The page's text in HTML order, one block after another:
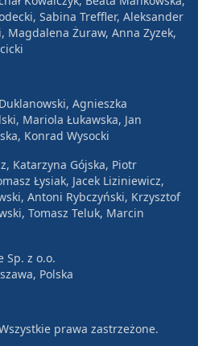
Sabina Treffler, Aleksander
Magdalena Żuraw, Anna Zyzek,
Agnieszka
Mariola Łukawska, Jan
Konrad Wysocki
Katarzyna Gójska, Piotr
Łysiak, Jacek Liziniewicz,
Antoni Rybczyński, Krzysztof
Tomasz Teluk, Marcin
Sp. z o.o.
Polska
prawa zastrzeżone.